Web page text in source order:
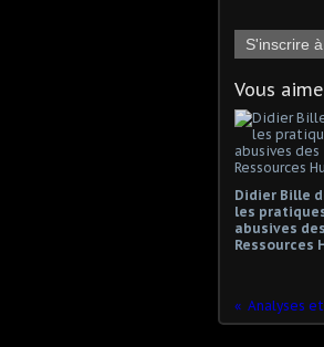
S'inscrire
Vous
Didier Bille
les
abusives des
Ressources